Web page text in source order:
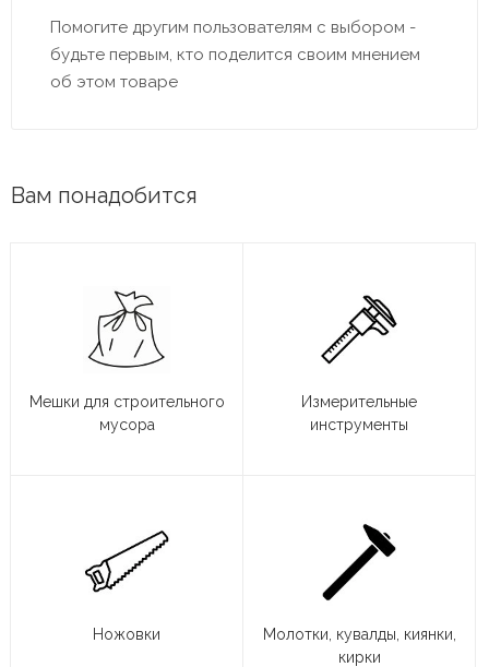
Помогите другим пользователям с выбором -
будьте первым, кто поделится своим мнением
об этом товаре
Вам понадобится
Мешки для строительного
мусора
Измерительные
инструменты
Ножовки
Молотки, кувалды, киянки,
кирки